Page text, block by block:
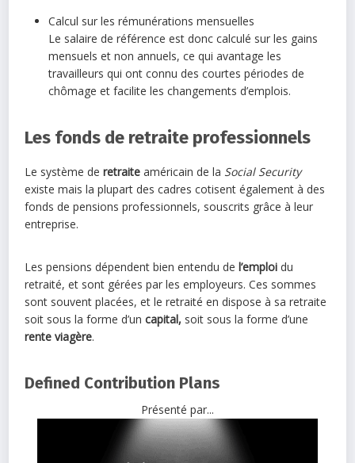
Calcul sur les rémunérations mensuelles
Le salaire de référence est donc calculé sur les gains
mensuels et non annuels, ce qui avantage les
travailleurs qui ont connu des courtes périodes de
chômage et facilite les changements d’emplois.
Les fonds de retraite professionnels
Le système deretraite américain de la Social Security
existe mais la plupart des cadres cotisent également à des
fonds de pensions professionnels, souscrits grâce à leur
entreprise.
Les pensions dépendent bien entendu del’emploi du
retraité, et sont gérées par les employeurs. Ces sommes
sont souvent placées, et le retraité en dispose à sa retraite
soit sous la forme d’uncapital, soit sous la forme d’une
rente viagère.
Defined Contribution Plans
Présenté par...